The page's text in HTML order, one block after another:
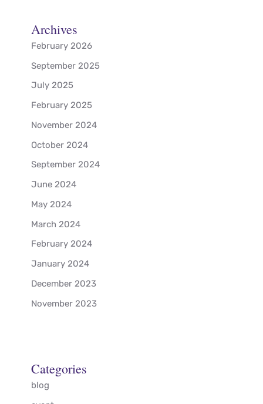
Archives
February 2026
September 2025
July 2025
February 2025
November 2024
October 2024
September 2024
June 2024
May 2024
March 2024
February 2024
January 2024
December 2023
November 2023
Categories
blog